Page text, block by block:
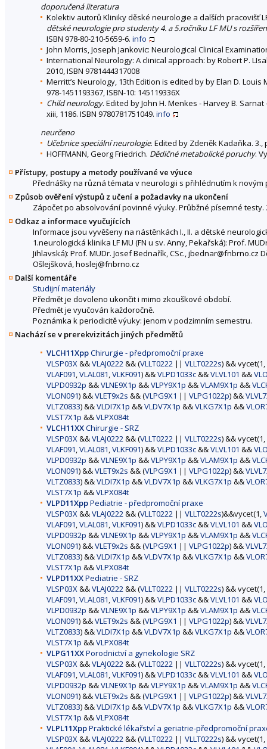
doporučená literatura
Kolektiv autorů Kliniky děské neurologie a dalších pracovišť
dětské neurologie pro studenty 4. a 5.ročníku LF MU s
ISBN 978-80-210-5659-6. info
John Morris, Joseph Jankovic: Neurological Clinical
International Neurology: A clinical approach: by Robert P.
2010, ISBN 9781444317008
Merritt’s Neurology, 13th Edition is edited by by Elan D. Louis
978-1451193367, ISBN-10: 145119336X
Child neurology. Edited by John H. Menkes - Harvey B.
xiii, 1186. ISBN 9780781751049. info
neurčeno
Učebnice speciální neurologie. Edited by Zdeněk Kadaňka. 3.,
HOFFMANN, Georg Friedrich. Dědičné metabolické poruchy.
Přístupy, postupy a metody používané ve výuce
Přednášky na různá témata v neurologii s přihlédnutím k
Způsob ověření výstupů z učení a požadavky na ukončení
Zápočet po absolvování povinné výuky. Průbžné písemné
Odkaz a informace vyučujících
Informace jsou vyvěšeny na nástěnkách I., II. a dětské
1.neurologická klinika LF MU (FN u sv. Anny, Pekařská): Prof.
Jihlavská): Prof. MUDr. Josef Bednařík, CSc., jbednar@fnbrno.cz
Ošlejšková, hoslej@fnbrno.cz
Další komentáře
Studijní materiály
Předmět je dovoleno ukončit i mimo zkouškové období.
Předmět je vyučován každoročně.
Poznámka k periodicitě výuky: jenom v podzimním semestru.
Nachází se v prerekvizitách jiných předmětů
VLCH11XppChirurgie - předpromoční praxe
VLSP03X&&VLAJ0222&& (VLLT0222 || VLLT0222s) && vycet(1,
VLAF091,VLAL081,VLKF091) &&VLPD1033c&&VLVL101 &&
VLPD0932p &&VLNE9X1p &&VLPY9X1p &&VLAM9X1p &&
VLON091) &&VLET9x2s && (VLPG9X1 || VLPG1022p) &&
VLTZ0833) &&VLDI7X1p &&VLDV7X1p &&VLKG7X1p &&
VLST7X1p &&VLPX084t
VLCH11XXChirurgie - SRZ
VLSP03X&&VLAJ0222&& (VLLT0222 || VLLT0222s) && vycet(1,
VLAF091,VLAL081,VLKF091) &&VLPD1033c&&VLVL101 &&
VLPD0932p &&VLNE9X1p &&VLPY9X1p &&VLAM9X1p &&
VLON091) &&VLET9x2s && (VLPG9X1 || VLPG1022p) &&
VLTZ0833) &&VLDI7X1p &&VLDV7X1p &&VLKG7X1p &&
VLST7X1p &&VLPX084t
VLPD11XppPediatrie - předpromoční praxe
VLSP03X&&VLAJ0222&& (VLLT0222 || VLLT0222s)&&vycet(1,
VLAF091,VLAL081,VLKF091) &&VLPD1033c&&VLVL101 &&
VLPD0932p &&VLNE9X1p &&VLPY9X1p &&VLAM9X1p &&
VLON091) &&VLET9x2s && (VLPG9X1 || VLPG1022p) &&
VLTZ0833) &&VLDI7X1p &&VLDV7X1p &&VLKG7X1p &&
VLST7X1p &&VLPX084t
VLPD11XXPediatrie - SRZ
VLSP03X&&VLAJ0222&& (VLLT0222 || VLLT0222s) && vycet(1,
VLAF091,VLAL081,VLKF091) &&VLPD1033c&&VLVL101 &&
VLPD0932p &&VLNE9X1p &&VLPY9X1p &&VLAM9X1p &&
VLON091) &&VLET9x2s && (VLPG9X1 || VLPG1022p) &&
VLTZ0833) &&VLDI7X1p &&VLDV7X1p &&VLKG7X1p &&
VLST7X1p &&VLPX084t
VLPG11XXPorodnictví a gynekologie SRZ
VLSP03X&&VLAJ0222&& (VLLT0222 || VLLT0222s) && vycet(1,
VLAF091,VLAL081,VLKF091) &&VLPD1033c&&VLVL101 &&
VLPD0932p &&VLNE9X1p &&VLPY9X1p &&VLAM9X1p &&
VLON091) &&VLET9x2s && (VLPG9X1 || VLPG1022p) &&
VLTZ0833) &&VLDI7X1p &&VLDV7X1p &&VLKG7X1p &&
VLST7X1p &&VLPX084t
VLPL11XppPraktické lékařství a geriatrie-předpromoční
VLSP03X&&VLAJ0222&& (VLLT0222 || VLLT0222s) && vycet(1,